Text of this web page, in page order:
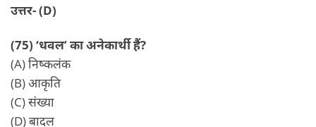
उत्तर- (D)
(75) ‘धवल’ का अनेकार्थी हैं?
(A) निष्कलंक
(B) आकृति
(C) संख्या
(D) बादल